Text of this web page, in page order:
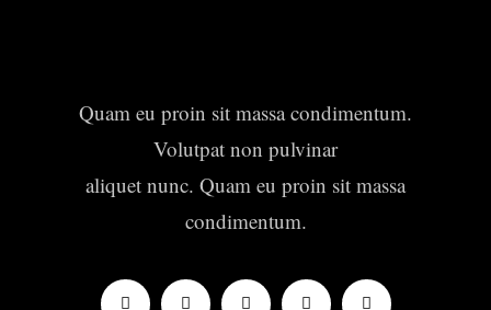
Quam eu proin sit massa condimentum.
Volutpat non pulvinar
aliquet nunc. Quam eu proin sit massa
condimentum.